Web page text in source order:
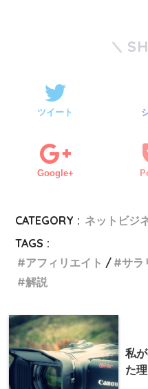
ツイート
Google+
CATEGORY : ネットビジ
TAGS :
アフィリエイト
サラ
解説
私
た